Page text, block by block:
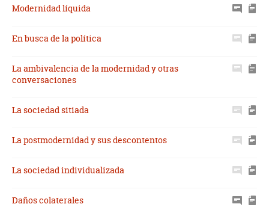
Modernidad líquida
En busca de la política
La ambivalencia de la modernidad y otras
conversaciones
La sociedad sitiada
La postmodernidad y sus descontentos
La sociedad individualizada
Daños colaterales